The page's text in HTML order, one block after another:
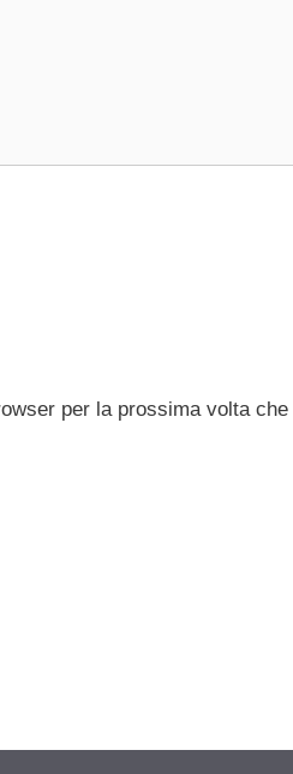
per la prossima volta che